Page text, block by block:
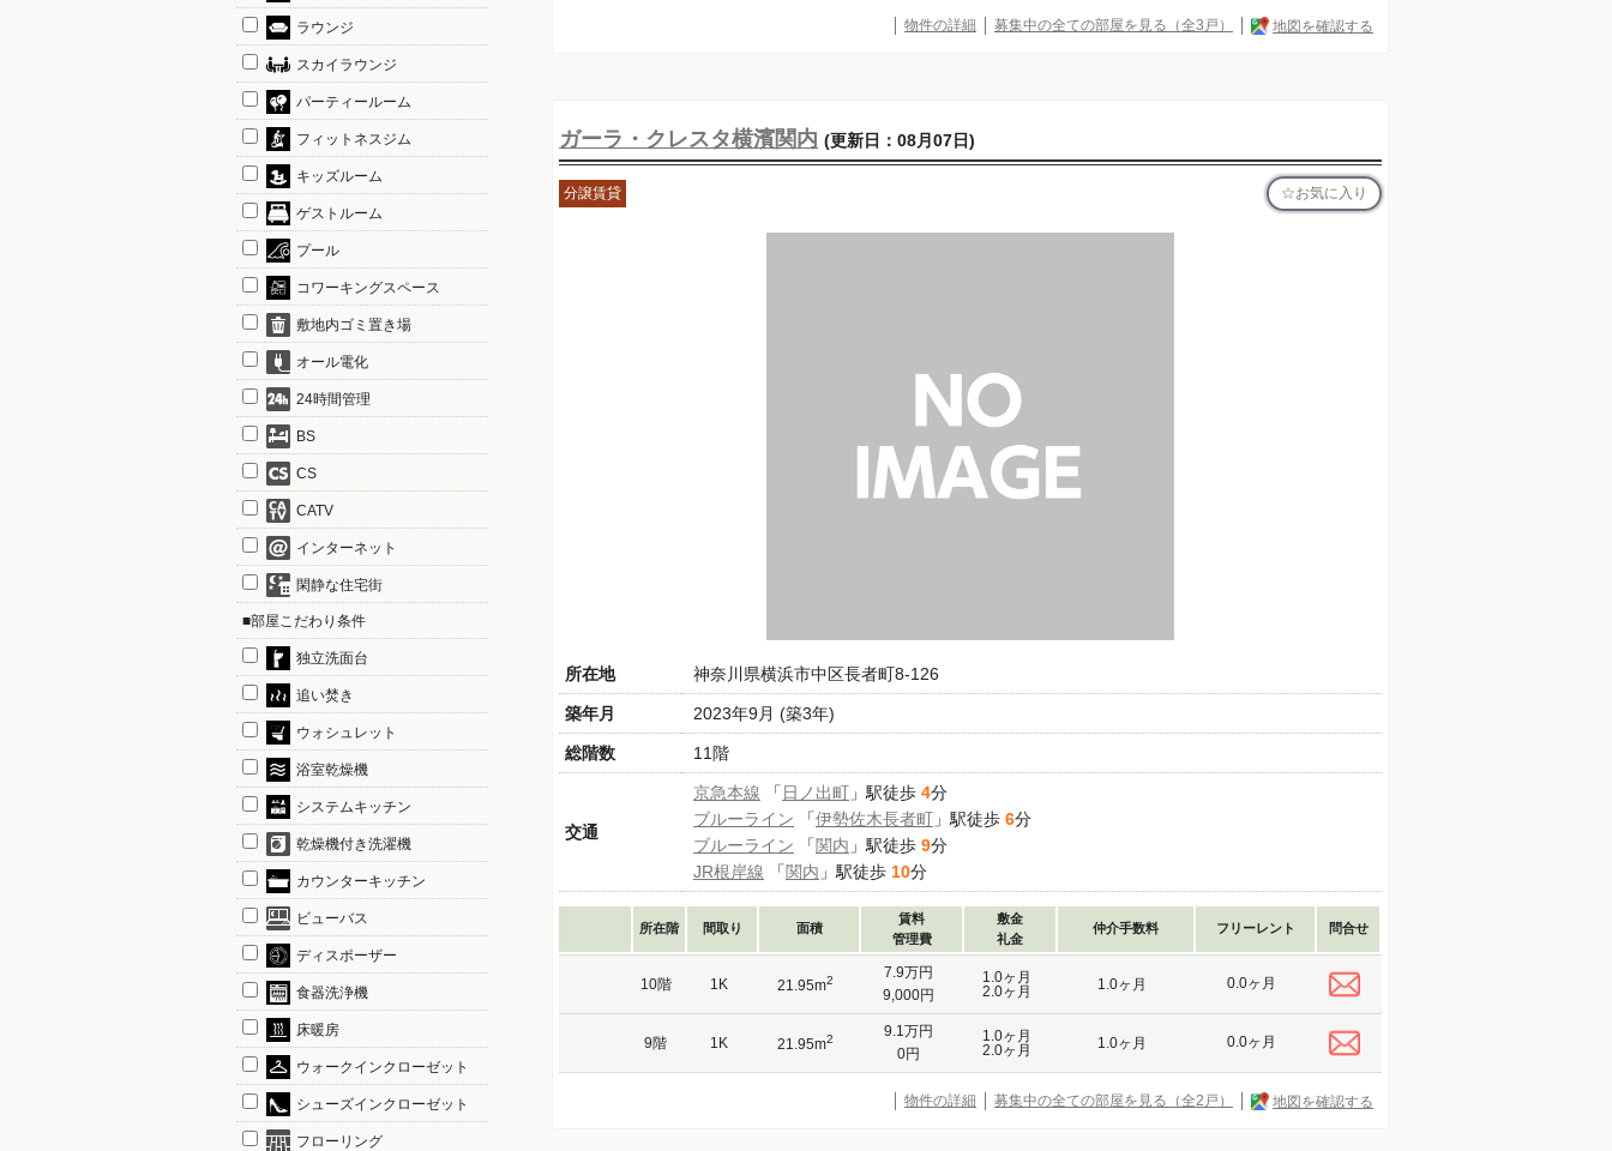
物件の詳細 募集中の全ての部屋を見る（全3戸） 地図を確認する
ガーラ・クレスタ横濱関内 (更新日：08月07日)
分譲賃貸 お気に入り
所在地 神奈川県横浜市中区長者町8-126
築年月 2023年9月 (築3年)
総階数 11階
交通
京急本線 「 日ノ出町 」駅徒歩 4分
ブルーライン 「伊勢佐木長者町 」駅徒歩 6分
ブルーライン 「関内 」駅徒歩 9分
JR根岸線 「関内 」駅徒歩 10分
所在階 間取り 面積
賃料
管理費
敷金
礼金
仲介手数料 フリーレント 問合せ
7.9万円
9,000円
1.0ヶ月
2.0ヶ月
1.0ヶ月 0.0ヶ月
10階 1K 21.95m2
9.1万円
0円
1.0ヶ月
2.0ヶ月
1.0ヶ月 0.0ヶ月
9階 1K 21.95m2
物件の詳細 募集中の全ての部屋を見る（全2戸） 地図を確認する
ラウンジ
スカイラウンジ
パーティールーム
フィットネスジム
キッズルーム
ゲストルーム
プール
コワーキングスペース
敷地内ゴミ置き場
オール電化
24時間管理
BS
CS
CATV
インターネット
閑静な住宅街
■部屋こだわり条件
独立洗面台
追い焚き
ウォシュレット
浴室乾燥機
システムキッチン
乾燥機付き洗濯機
カウンターキッチン
ビューバス
ディスポーザー
食器洗浄機
床暖房
ウォークインクローゼット
シューズインクローゼット
フローリング